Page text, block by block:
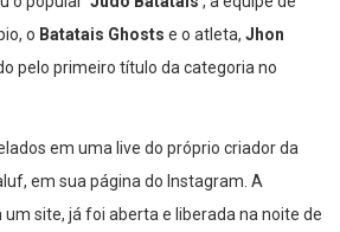
o popular ‘ Judô Batatais ‘, a equipe de
o Batatais Ghosts e o atleta, Jhon
pelo primeiro título da categoria no
em uma live do próprio criador da
em sua página do Instagram. A
site, já foi aberta e liberada na noite de